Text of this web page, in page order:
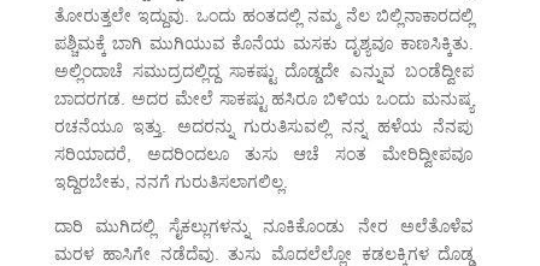
ತೋರುತ್ತಲೇ ಇದ್ದುವು. ಒಂದು ಹಂತದಲ್ಲಿ ನಮ್ಮ ನೆಲ ಬಿಲ್ಲಿನಾಕಾರದಲ್ಲಿ
ಪಶ್ಚಿಮಕ್ಕೆ ಬಾಗಿ ಮುಗಿಯುವ ಕೊನೆಯ ಮಸಕು ದೃಶ್ಯವೂ ಕಾಣಸಿಕ್ಕಿತು.
ಅಲ್ಲಿಂದಾಚೆ ಸಮುದ್ರದಲ್ಲಿದ್ದ ಸಾಕಷ್ಟು ದೊಡ್ಡದೇ ಎನ್ನುವ ಬಂಡೆದ್ವೀಪ
ಬಾದರಗಡ. ಅದರ ಮೇಲೆ ಸಾಕಷ್ಟು ಹಸಿರೂ ಬಿಳಿಯ ಒಂದು ಮನುಷ್ಯ
ರಚನೆಯೂ ಇತ್ತು. ಅದರನ್ನು ಗುರುತಿಸುವಲ್ಲಿ ನನ್ನ ಹಳೆಯ ನೆನಪು
ಸರಿಯಾದರೆ, ಅದರಿಂದಲೂ ತುಸು ಆಚೆ ಸಂತ ಮೇರಿದ್ವೀಪವೂ
ಇದ್ದಿರಬೇಕು, ನನಗೆ ಗುರುತಿಸಲಾಗಲಿಲ್ಲ.
ದಾರಿ ಮುಗಿದಲ್ಲಿ ಸೈಕಲ್ಲುಗಳನ್ನು ನೂಕಿಕೊಂಡು ನೇರ ಅಲೆತೊಳೆವ
ಮರಳ ಹಾಸಿಗೇ ನಡೆದೆವು. ತುಸು ಮೊದಲೆಲ್ಲೋ ಕಡಲಕ್ಕಿಗಳ ದೊಡ್ಡ